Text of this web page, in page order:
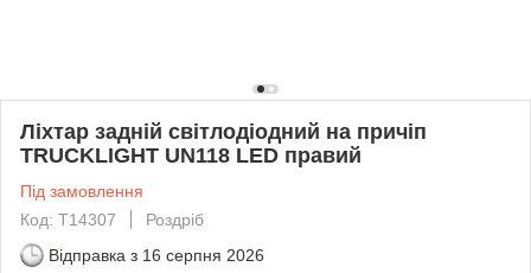
Ліхтар задній світлодіодний на причіп
TRUCKLIGHT UN118 LED правий
Під замовлення
Код: T14307
Роздріб
Відправка з 16 серпня 2026